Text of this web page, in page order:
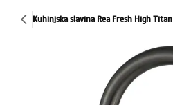
Kuhinjska slavina Rea Fresh High Titan